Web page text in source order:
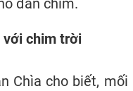
đàn chim.
với chim trời
Chìa cho biết,